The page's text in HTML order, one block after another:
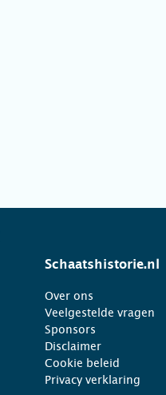
Schaatshistorie.nl
Over ons
Veelgestelde vragen
Sponsors
Disclaimer
Cookie beleid
Privacy verklaring